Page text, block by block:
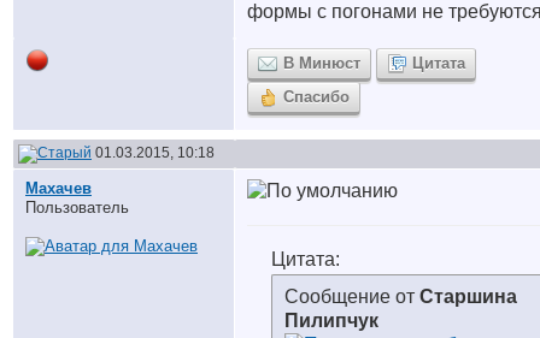
формы с погонами не
В Минюст
Цитата
Спасибо
01.03.2015, 10:18
Махачев
Пользователь
Цитата:
Сообщение от Старшина
Пилипчук